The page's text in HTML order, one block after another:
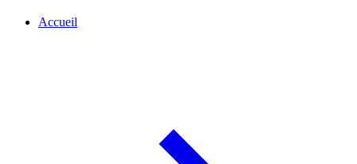
Accueil